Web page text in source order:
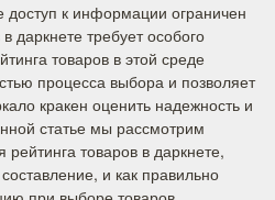
доступ к информации ограничен
даркнете требует особого
товаров в этой среде
процесса выбора и позволяет
кракен оценить надежность и
статье мы рассмотрим
товаров в даркнете,
и как правильно